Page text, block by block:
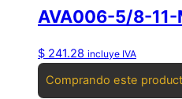
AVA006-5/8-11-
$ 241.28 incluye IVA
Comprando este